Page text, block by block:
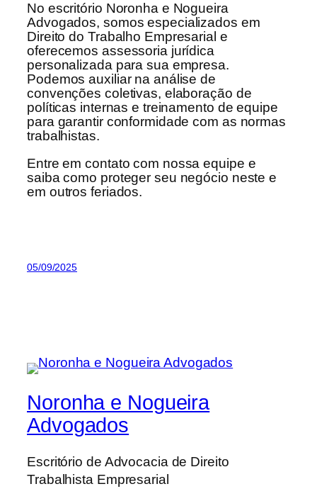
No escritório Noronha e Nogueira
Advogados, somos especializados em
Direito do Trabalho Empresarial e
oferecemos assessoria jurídica
personalizada para sua empresa.
Podemos auxiliar na análise de
convenções coletivas, elaboração de
políticas internas e treinamento de equipe
para garantir conformidade com as normas
trabalhistas.
Entre em contato com nossa equipe e
saiba como proteger seu negócio neste e
em outros feriados.
05/09/2025
Noronha e Nogueira
Advogados
Escritório de Advocacia de Direito
Trabalhista Empresarial